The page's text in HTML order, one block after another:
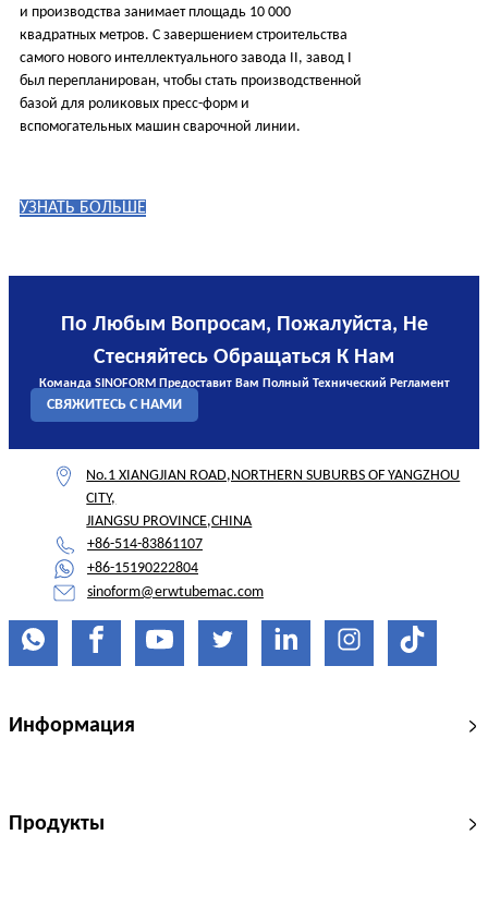
и производства занимает площадь 10 000
квадратных метров. С завершением строительства
самого нового интеллектуального завода II, завод I
был перепланирован, чтобы стать производственной
базой для роликовых пресс-форм и
вспомогательных машин сварочной линии.
УЗНАТЬ БОЛЬШЕ
По Любым Вопросам, Пожалуйста, Не
Стесняйтесь Обращаться К Нам
Команда SINOFORM Предоставит Вам Полный Технический Регламент
СВЯЖИТЕСЬ С НАМИ
No.1 XIANGJIAN ROAD,NORTHERN SUBURBS OF YANGZHOU
CITY,
JIANGSU PROVINCE,CHINA
+86-514-83861107
+86-15190222804
sinoform@erwtubemac.com
Информация
Продукты